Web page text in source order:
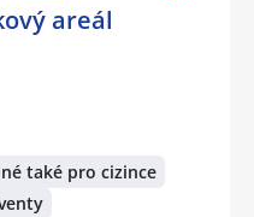
areál
také pro cizince